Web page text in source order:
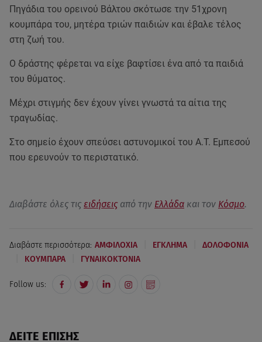
Πηγάδια του ορεινού Βάλτου σκότωσε την 51χρονη
κουμπάρα του, μητέρα τριών παιδιών και έβαλε τέλος
στη ζωή του.
Ο δράστης φέρεται να είχε βαφτίσει ένα από τα παιδιά
του θύματος.
Μέχρι στιγμής δεν έχουν γίνει γνωστά τα αίτια της
τραγωδίας.
Στο σημείο έχουν σπεύσει αστυνομικοί του Α.Τ. Εμπεσού
που ερευνούν το περιστατικό.
Διαβάστε όλες τις ειδήσεις από την Ελλάδα και τον Κόσμο.
Διαβάστε περισσότερα: ΑΜΦΙΛΟΧΙΑ ΕΓΚΛΗΜΑ ΔΟΛΟΦΟΝΙΑ
ΚΟΥΜΠΑΡΑ ΓΥΝΑΙΚΟΚΤΟΝΙΑ
Follow us:
ΔΕΙΤΕ ΕΠΙΣΗΣ